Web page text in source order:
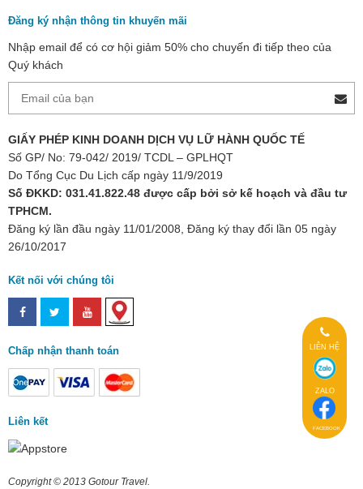
FACEBOOK
ZALO
LIÊN HỆ
Đăng ký nhận thông tin khuyến mãi
Nhập email để có cơ hội giảm 50% cho chuyến đi tiếp theo của
Quý khách
GIẤY PHÉP KINH DOANH DỊCH VỤ LỮ HÀNH QUỐC TẾ
Số GP/ No: 79-042/ 2019/ TCDL – GPLHQT
Do Tổng Cục Du Lịch cấp ngày 11/9/2019
Số ĐKKD: 031.41.822.48 được cấp bởi sở kế hoạch và đầu tư
TPHCM.
Đăng ký lần đầu ngày 11/01/2008, Đăng ký thay đổi lần 05 ngày
26/10/2017
Kết nối với chúng tôi
Chấp nhận thanh toán
Liên kết
Copyright © 2013 Gotour Travel.